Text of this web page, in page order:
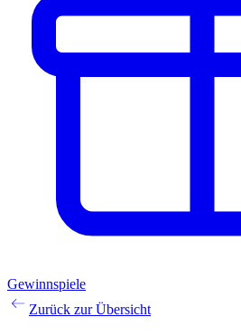
Gewinnspiele
Zurück zur Übersicht